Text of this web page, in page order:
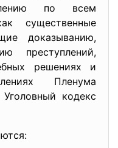
по всем
существенные
доказыванию,
преступлений,
решениях и
Пленума
кодекс